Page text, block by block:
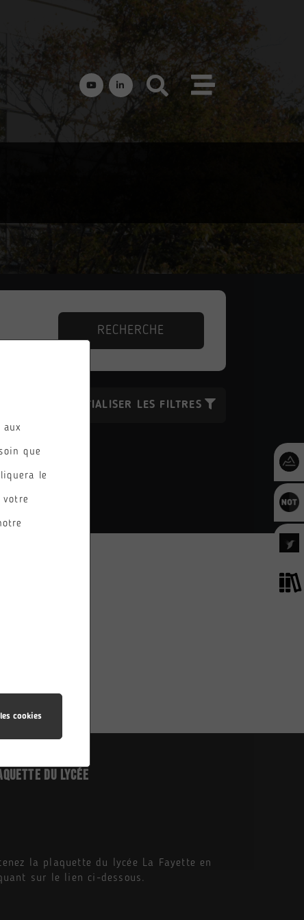
RECHERCHE
RÉINITIALISER LES FILTRES
du Lycée
la plaquette du lycée La Fayette en
sur le lien ci-dessous.
que
le
votre
cookies